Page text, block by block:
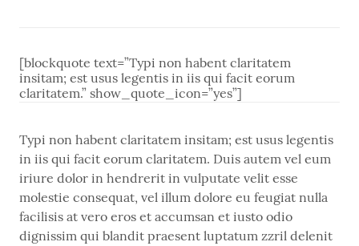
[blockquote text=”Typi non habent claritatem
insitam; est usus legentis in iis qui facit eorum
claritatem.” show_quote_icon=”yes”]
Typi non habent claritatem insitam; est usus legentis
in iis qui facit eorum claritatem. Duis autem vel eum
iriure dolor in hendrerit in vulputate velit esse
molestie consequat, vel illum dolore eu feugiat nulla
facilisis at vero eros et accumsan et iusto odio
dignissim qui blandit praesent luptatum zzril delenit